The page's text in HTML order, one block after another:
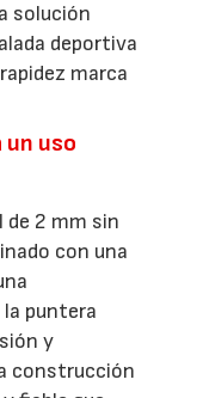
solución
deportiva
marca
uso
de 2 mm sin
con una
puntera
y
construcción